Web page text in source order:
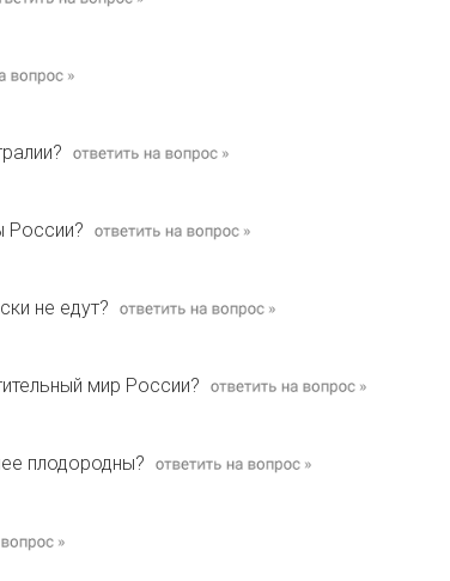
России?
не едут?
мир России?
плодородны?